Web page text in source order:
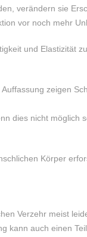
verändern sie
vor noch mehr
und Elastizität
zeigen
dies nicht möglich
Körper
Verzehr meist
kann auch einen